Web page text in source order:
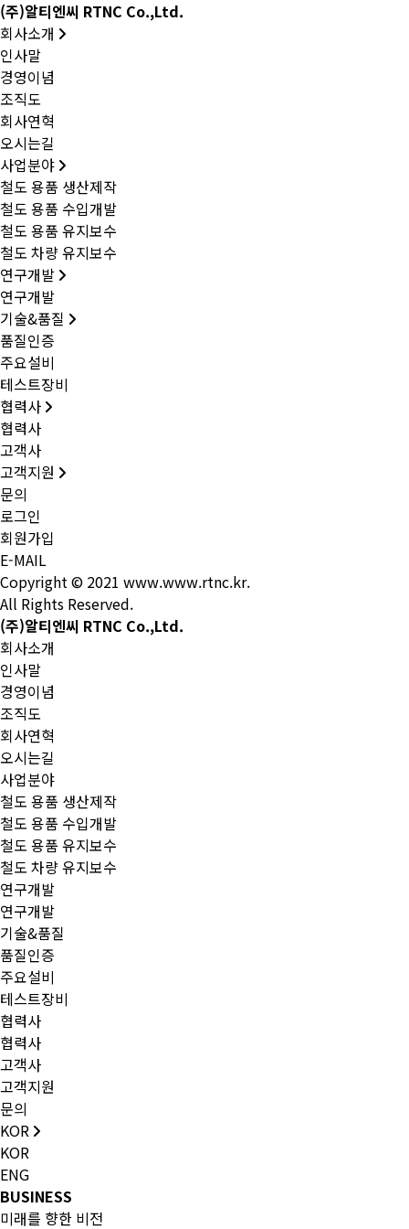
(주)알티엔씨 RTNC Co.,Ltd.
회사소개
인사말
경영이념
조직도
회사연혁
오시는길
사업분야
철도 용품 생산제작
철도 용품 수입개발
철도 용품 유지보수
철도 차량 유지보수
연구개발
연구개발
기술&품질
품질인증
주요설비
테스트장비
협력사
협력사
고객사
고객지원
문의
로그인
회원가입
E-MAIL
Copyright © 2021 www.www.rtnc.kr.
All Rights Reserved.
(주)알티엔씨 RTNC Co.,Ltd.
회사소개
인사말
경영이념
조직도
회사연혁
오시는길
사업분야
철도 용품 생산제작
철도 용품 수입개발
철도 용품 유지보수
철도 차량 유지보수
연구개발
연구개발
기술&품질
품질인증
주요설비
테스트장비
협력사
협력사
고객사
고객지원
문의
KOR
KOR
ENG
BUSINESS
미래를 향한 비전